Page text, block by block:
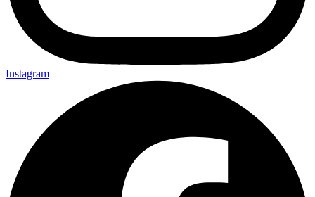
Instagram